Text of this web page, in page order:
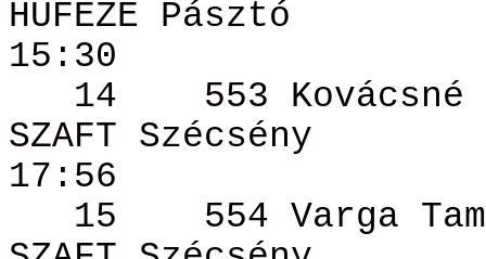
HUFEZE Pásztó
15:30
14
553 Kovácsné
SZAFT Szécsény
17:56
15
554 Varga